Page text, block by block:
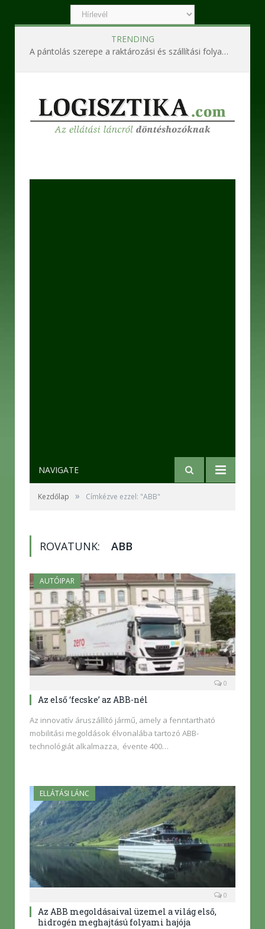
TRENDING
NAVIGATE
Kezdőlap » Címkézve ezzel: "ABB"
ROVATUNK: ABB
AUTÓIPAR
0
Az első ‘fecske’ az ABB-nél
Az innovatív áruszállító jármű, amely a fenntartható
mobilitási megoldások élvonalába tartozó ABB-
technológiát alkalmazza, évente 400…
ELLÁTÁSI LÁNC
0
Az ABB megoldásaival üzemel a világ első,
hidrogén meghajtású folyami hajója